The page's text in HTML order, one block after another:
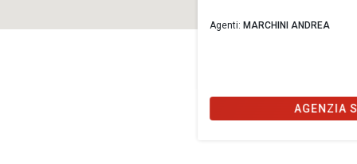
Agenti: MARCHINI ANDREA
AGENZIA